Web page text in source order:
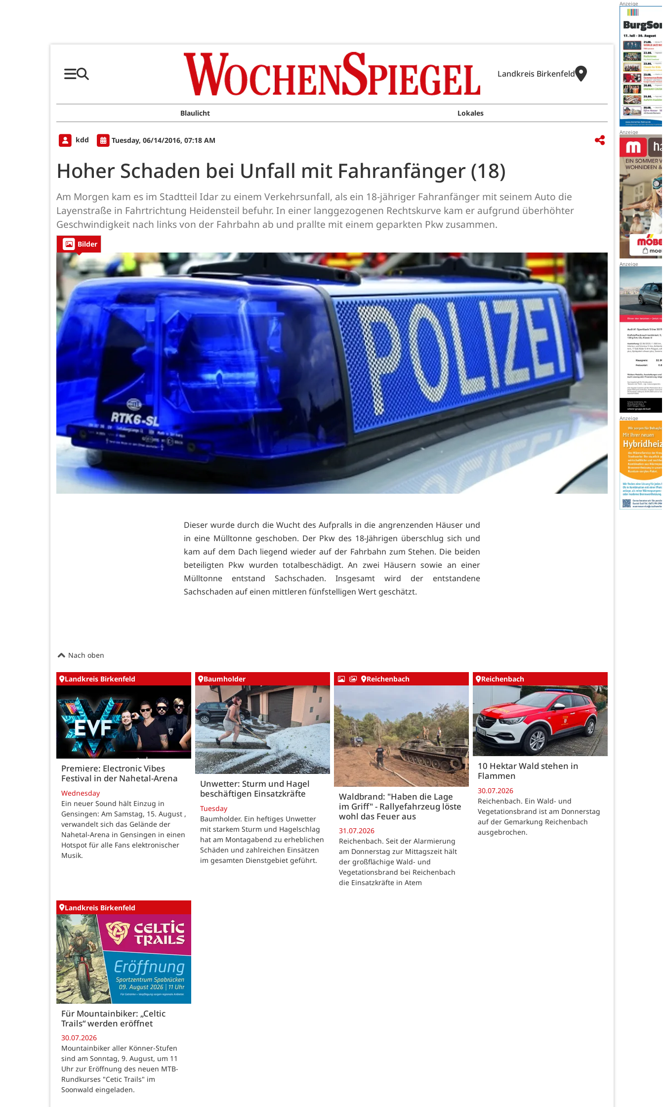
Landkreis Birkenfeld
Blaulicht Lokales
kdd Tuesday, 06/14/2016, 07:18 AM
Hoher Schaden bei Unfall mit Fahranfänger (18)
Am Morgen kam es im Stadtteil Idar zu einem Verkehrsunfall, als ein 18-jähriger Fahranfänger mit seinem Auto die
Layenstraße in Fahrtrichtung Heidensteil befuhr. In einer langgezogenen Rechtskurve kam er aufgrund überhöhter
Geschwindigkeit nach links von der Fahrbahn ab und prallte mit einem geparkten Pkw zusammen.
Bilder
Dieser wurde durch die Wucht des Aufpralls in die angrenzenden Häuser und
in eine Mülltonne geschoben. Der Pkw des 18-Jährigen überschlug sich und
kam auf dem Dach liegend wieder auf der Fahrbahn zum Stehen. Die beiden
beteiligten Pkw wurden totalbeschädigt. An zwei Häusern sowie an einer
Mülltonne entstand Sachschaden. Insgesamt wird der entstandene
Sachschaden auf einen mittleren fünfstelligen Wert geschätzt.
Nach oben
Landkreis Birkenfeld
Premiere: Electronic Vibes
Festival in der Nahetal-Arena
Wednesday
Ein neuer Sound hält Einzug in
Gensingen: Am Samstag, 15. August ,
verwandelt sich das Gelände der
Nahetal-Arena in Gensingen in einen
Hotspot für alle Fans elektronischer
Musik.
Baumholder
Unwetter: Sturm und Hagel
beschäftigen Einsatzkräfte
Tuesday
Baumholder. Ein heftiges Unwetter
mit starkem Sturm und Hagelschlag
hat am Montagabend zu erheblichen
Schäden und zahlreichen Einsätzen
im gesamten Dienstgebiet geführt.
Reichenbach
Waldbrand: "Haben die Lage
im Griff" - Rallyefahrzeug löste
wohl das Feuer aus
31.07.2026
Reichenbach. Seit der Alarmierung
am Donnerstag zur Mittagszeit hält
der großflächige Wald- und
Vegetationsbrand bei Reichenbach
die Einsatzkräfte in Atem
Reichenbach
10 Hektar Wald stehen in
Flammen
30.07.2026
Reichenbach. Ein Wald- und
Vegetationsbrand ist am Donnerstag
auf der Gemarkung Reichenbach
ausgebrochen.
Landkreis Birkenfeld
Für Mountainbiker: „Celtic
Trails“ werden eröffnet
30.07.2026
Mountainbiker aller Könner-Stufen
sind am Sonntag, 9. August, um 11
Uhr zur Eröffnung des neuen MTB-
Rundkurses "Cetic Trails" im
Soonwald eingeladen.